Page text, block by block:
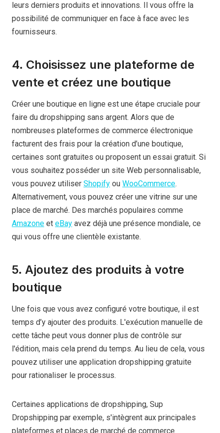
leurs derniers produits et innovations. Il vous offre la
possibilité de communiquer en face à face avec les
fournisseurs.
4. Choisissez une plateforme de
vente et créez une boutique
Créer une boutique en ligne est une étape cruciale pour
faire du dropshipping sans argent. Alors que de
nombreuses plateformes de commerce électronique
facturent des frais pour la création d’une boutique,
certaines sont gratuites ou proposent un essai gratuit. Si
vous souhaitez posséder un site Web personnalisable,
vous pouvez utiliser Shopify ou WooCommerce.
Alternativement, vous pouvez créer une vitrine sur une
place de marché. Des marchés populaires comme
Amazone et eBay avez déjà une présence mondiale, ce
qui vous offre une clientèle existante.
5. Ajoutez des produits à votre
boutique
Une fois que vous avez configuré votre boutique, il est
temps d’y ajouter des produits. L'exécution manuelle de
cette tâche peut vous donner plus de contrôle sur
l'édition, mais cela prend du temps. Au lieu de cela, vous
pouvez utiliser une application dropshipping gratuite
pour rationaliser le processus.
Certaines applications de dropshipping, Sup
Dropshipping par exemple, s'intègrent aux principales
plateformes et places de marché de commerce